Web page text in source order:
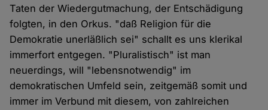
Taten der Wiedergutmachung, der Entschädigung
folgten, in den Orkus. "daß Religion für die
Demokratie unerläßlich sei" schallt es uns klerikal
immerfort entgegen. "Pluralistisch" ist man
neuerdings, will "lebensnotwendig" im
demokratischen Umfeld sein, zeitgemäß somit und
immer im Verbund mit diesem, von zahlreichen